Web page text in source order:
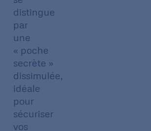
distingue
par
une
« poche
secrète »
dissimulée,
idéale
pour
sécuriser
vos